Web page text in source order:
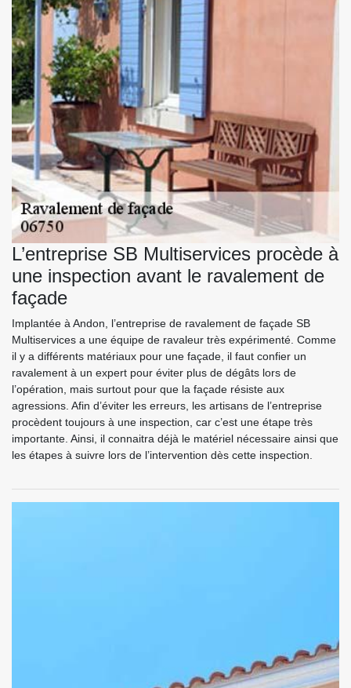
L’entreprise SB Multiservices procède à
une inspection avant le ravalement de
façade
Implantée à Andon, l’entreprise de ravalement de façade SB
Multiservices a une équipe de ravaleur très expérimenté. Comme
il y a différents matériaux pour une façade, il faut confier un
ravalement à un expert pour éviter plus de dégâts lors de
l’opération, mais surtout pour que la façade résiste aux
agressions. Afin d’éviter les erreurs, les artisans de l’entreprise
procèdent toujours à une inspection, car c’est une étape très
importante. Ainsi, il connaitra déjà le matériel nécessaire ainsi que
les étapes à suivre lors de l’intervention dès cette inspection.